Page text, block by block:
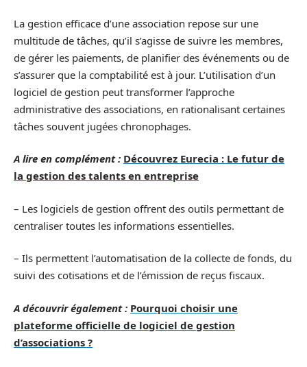
La gestion efficace d’une association repose sur une
multitude de tâches, qu’il s’agisse de suivre les membres,
de gérer les paiements, de planifier des événements ou de
s’assurer que la comptabilité est à jour. L’utilisation d’un
logiciel de gestion peut transformer l’approche
administrative des associations, en rationalisant certaines
tâches souvent jugées chronophages.
A lire en complément : Découvrez Eurecia : Le futur de
la gestion des talents en entreprise
– Les logiciels de gestion offrent des outils permettant de
centraliser toutes les informations essentielles.
– Ils permettent l’automatisation de la collecte de fonds, du
suivi des cotisations et de l’émission de reçus fiscaux.
A découvrir également : Pourquoi choisir une
plateforme officielle de logiciel de gestion
d’associations ?